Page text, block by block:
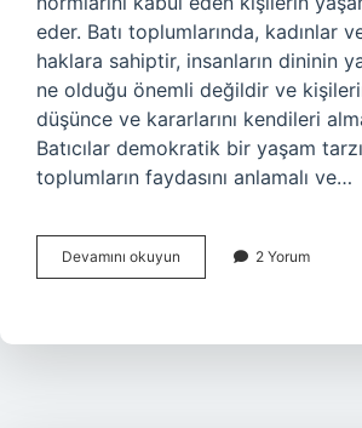
eder. Batı toplumlarında, kadınlar
haklara sahiptir, insanların dininin
ne olduğu önemli değildir ve
düşünce ve kararlarını kendileri
Batıcılar demokratik bir yaşam
toplumların faydasını anlamalı ve…
Devamını okuyun
nedir
2 Yorum